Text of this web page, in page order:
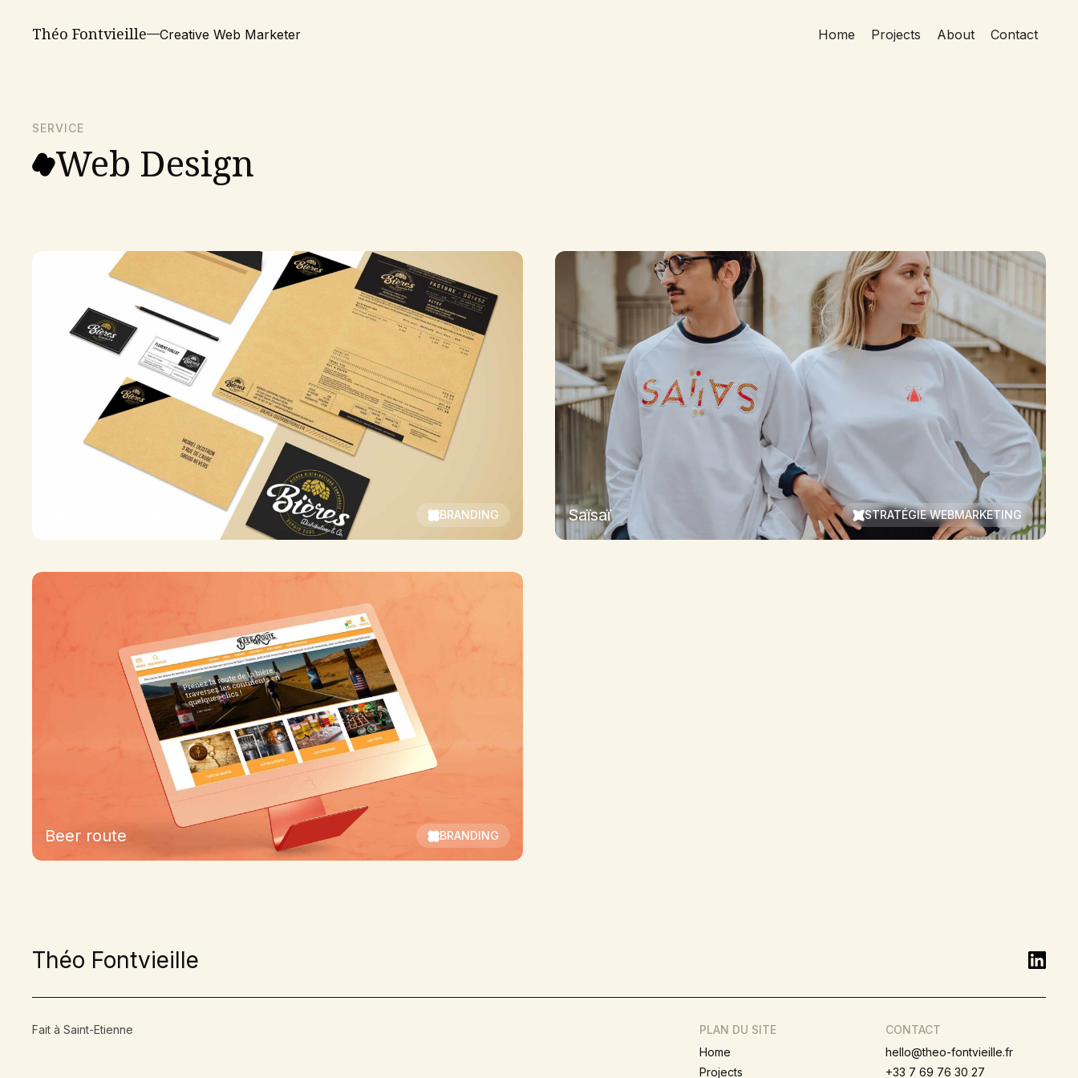
Théo Fontvieille Creative Web Marketer Home Projects About Contact
SERVICE
Web Design
BRANDING Saïsaï STRATÉGIE WEBMARKETING
Beer route BRANDING
Théo Fontvieille
Fait à Saint-Etienne
PLAN DU SITE
Home
Projects
CONTACT
hello@theo-fontvieille.fr
+33 7 69 76 30 27